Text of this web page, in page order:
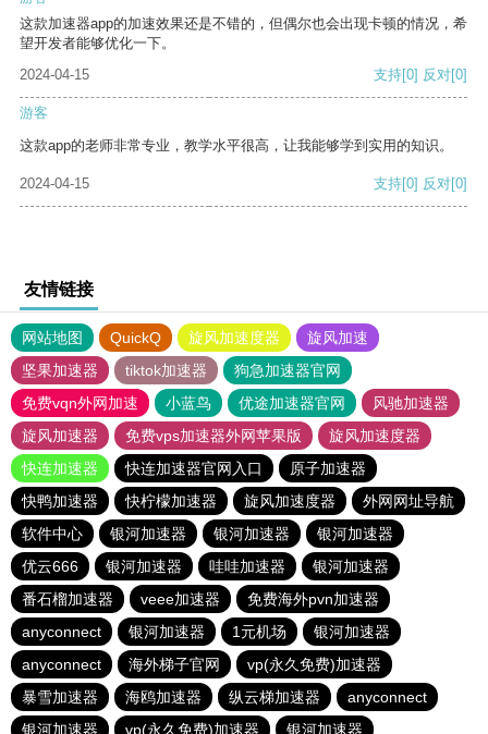
这款加速器app的加速效果还是不错的，但偶尔也会出现卡顿的情况，希
望开发者能够优化一下。
2024-04-15
支持[0] 反对[0]
游客
这款app的老师非常专业，教学水平很高，让我能够学到实用的知识。
2024-04-15 支持[0] 反对[0]
友情链接
网站地图 QuickQ 旋风加速度器
旋风加速
坚果加速器
tiktok加速器
狗急加速器官网
免费vqn外网加速
小蓝鸟 优途加速器官网
风驰加速器
旋风加速器
免费vps加速器外网苹果版
旋风加速度器
快连加速器
快连加速器官网入口
原子加速器
快鸭加速器
快柠檬加速器 旋风加速度器
外网网址导航
软件中心
银河加速器 银河加速器
银河加速器
优云666
银河加速器 哇哇加速器
银河加速器
番石榴加速器
veee加速器
免费海外pvn加速器
anyconnect
银河加速器 1元机场
银河加速器
anyconnect
海外梯子官网
vp(永久免费)加速器
暴雪加速器
海鸥加速器 纵云梯加速器
anyconnect
银河加速器
vp(永久免费)加速器 银河加速器